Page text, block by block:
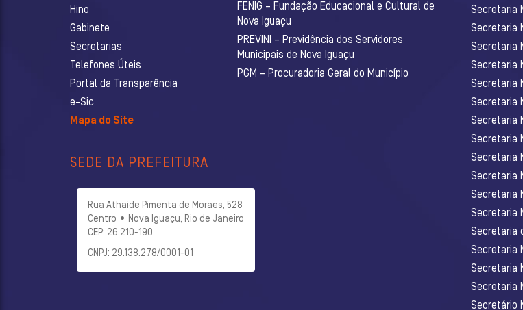
Hino
Gabinete
Secretarias
Telefones Úteis
Portal da Transparência
e-Sic
Mapa do Site
FENIG – Fundação Educacional e Cultural de
Nova Iguaçu
PREVINI – Previdência dos Servidores
Municipais de Nova Iguaçu
PGM – Procuradoria Geral do Município
SEDE DA PREFEITURA
Rua Athaide Pimenta de Moraes, 528
Centro • Nova Iguaçu, Rio de Janeiro
CEP: 26.210-190
CNPJ: 29.138.278/0001-01
Secretaria
Secretaria
Secretaria
Secretaria
Secretaria
Secretaria
Secretaria
Secretaria
Secretaria
Secretaria
Secretaria
Secretaria
Secretaria
Secretaria
Secretaria
Secretaria
Secretário